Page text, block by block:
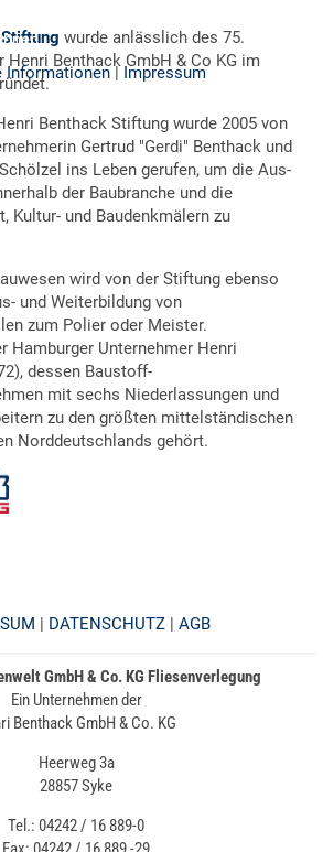
wurde anlässlich des 75.
Henri Benthack GmbH & Co KG im
Benthack Stiftung wurde 2005 von
Gertrud "Gerdi" Benthack und
ins Leben gerufen, um die Aus-
der Baubranche und die
Kultur- und Baudenkmälern zu
wird von der Stiftung ebenso
und Weiterbildung von
zum Polier oder Meister.
Hamburger Unternehmer Henri
dessen Baustoff-
mit sechs Niederlassungen und
zu den größten mittelständischen
Norddeutschlands gehört.
| DATENSCHUTZ | AGB
GmbH & Co. KG Fliesenverlegung
Ein Unternehmen der
Benthack GmbH & Co. KG
Heerweg 3a
28857 Syke
Tel.: 04242 / 16 889-0
Informationen|Impressum